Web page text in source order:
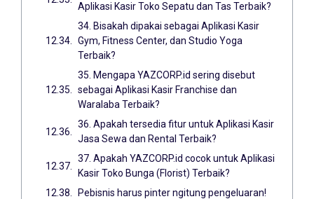
Aplikasi Kasir Toko Sepatu dan Tas Terbaik?
34. Bisakah dipakai sebagai Aplikasi Kasir
Gym, Fitness Center, dan Studio Yoga
Terbaik?
35. Mengapa YAZCORP.id sering disebut
sebagai Aplikasi Kasir Franchise dan
Waralaba Terbaik?
36. Apakah tersedia fitur untuk Aplikasi Kasir
Jasa Sewa dan Rental Terbaik?
37. Apakah YAZCORP.id cocok untuk Aplikasi
Kasir Toko Bunga (Florist) Terbaik?
Pebisnis harus pinter ngitung pengeluaran!